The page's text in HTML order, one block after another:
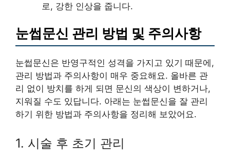
로, 강한 인상을 줍니다.
눈썹문신 관리 방법 및 주의사항
눈썹문신은 반영구적인 성격을 가지고 있기 때문에,
관리 방법과 주의사항이 매우 중요해요. 올바른 관
리 없이 방치를 하게 되면 문신의 색상이 변하거나,
지워질 수도 있답니다. 아래는 눈썹문신을 잘 관리
하기 위한 방법과 주의사항을 정리해 보았어요.
1. 시술 후 초기 관리